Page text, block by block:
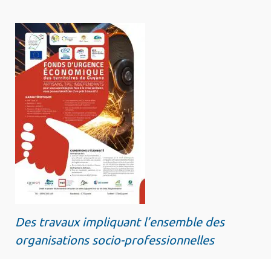
Des travaux impliquant l’ensemble des
organisations socio-professionnelles